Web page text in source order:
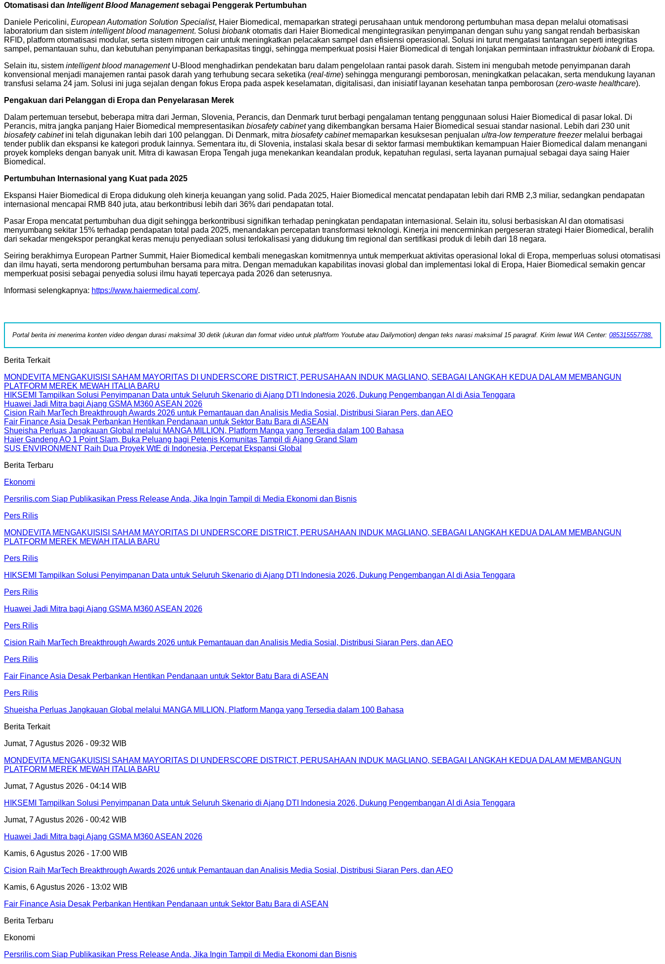
Otomatisasi dan Intelligent Blood Managementsebagai Penggerak Pertumbuhan
Daniele Pericolini, European Automation Solution Specialist, Haier Biomedical, memaparkan strategi perusahaan untuk mendorong pertumbuhan masa depan melalui otomatisasi
laboratorium dan sistem intelligent blood management. Solusi biobankotomatis dari Haier Biomedical mengintegrasikan penyimpanan dengan suhu yang sangat rendah berbasiskan
RFID, platform otomatisasi modular, serta sistem nitrogen cair untuk meningkatkan pelacakan sampel dan efisiensi operasional. Solusi ini turut mengatasi tantangan seperti integritas
sampel, pemantauan suhu, dan kebutuhan penyimpanan berkapasitas tinggi, sehingga memperkuat posisi Haier Biomedical di tengah lonjakan permintaan infrastruktur biobankdi Eropa.
Selain itu, sistem intelligent blood managementU-Blood menghadirkan pendekatan baru dalam pengelolaan rantai pasok darah. Sistem ini mengubah metode penyimpanan darah
konvensional menjadi manajemen rantai pasok darah yang terhubung secara seketika (real-time) sehingga mengurangi pemborosan, meningkatkan pelacakan, serta mendukung layanan
transfusi selama 24 jam. Solusi ini juga sejalan dengan fokus Eropa pada aspek keselamatan, digitalisasi, dan inisiatif layanan kesehatan tanpa pemborosan (zero-waste healthcare).
Pengakuan dari Pelanggan di Eropa dan Penyelarasan Merek
Dalam pertemuan tersebut, beberapa mitra dari Jerman, Slovenia, Perancis, dan Denmark turut berbagi pengalaman tentang penggunaan solusi Haier Biomedical di pasar lokal. Di
Perancis, mitra jangka panjang Haier Biomedical mempresentasikan biosafety cabinetyang dikembangkan bersama Haier Biomedical sesuai standar nasional. Lebih dari 230 unit
biosafety cabinetini telah digunakan lebih dari 100 pelanggan. Di Denmark, mitra biosafety cabinetmemaparkan kesuksesan penjualan ultra-low temperature freezermelalui berbagai
tender publik dan ekspansi ke kategori produk lainnya. Sementara itu, di Slovenia, instalasi skala besar di sektor farmasi membuktikan kemampuan Haier Biomedical dalam menangani
proyek kompleks dengan banyak unit. Mitra di kawasan Eropa Tengah juga menekankan keandalan produk, kepatuhan regulasi, serta layanan purnajual sebagai daya saing Haier
Biomedical.
Pertumbuhan Internasional yang Kuat pada 2025
Ekspansi Haier Biomedical di Eropa didukung oleh kinerja keuangan yang solid. Pada 2025, Haier Biomedical mencatat pendapatan lebih dari RMB 2,3 miliar, sedangkan pendapatan
internasional mencapai RMB 840 juta, atau berkontribusi lebih dari 36% dari pendapatan total.
Pasar Eropa mencatat pertumbuhan dua digit sehingga berkontribusi signifikan terhadap peningkatan pendapatan internasional. Selain itu, solusi berbasiskan AI dan otomatisasi
menyumbang sekitar 15% terhadap pendapatan total pada 2025, menandakan percepatan transformasi teknologi. Kinerja ini mencerminkan pergeseran strategi Haier Biomedical, beralih
dari sekadar mengekspor perangkat keras menuju penyediaan solusi terlokalisasi yang didukung tim regional dan sertifikasi produk di lebih dari 18 negara.
Seiring berakhirnya European Partner Summit, Haier Biomedical kembali menegaskan komitmennya untuk memperkuat aktivitas operasional lokal di Eropa, memperluas solusi otomatisasi
dan ilmu hayati, serta mendorong pertumbuhan bersama para mitra. Dengan memadukan kapabilitas inovasi global dan implementasi lokal di Eropa, Haier Biomedical semakin gencar
memperkuat posisi sebagai penyedia solusi ilmu hayati tepercaya pada 2026 dan seterusnya.
Informasi selengkapnya: https://www.haiermedical.com/.
Portal berita ini menerima konten video dengan durasi maksimal 30 detik (ukuran dan format video untuk plaftform Youtube atau Dailymotion) dengan teks narasi maksimal 15 paragraf. Kirim lewat WA Center: 085315557788.
Berita Terkait
MONDEVITA MENGAKUISISI SAHAM MAYORITAS DI UNDERSCORE DISTRICT, PERUSAHAAN INDUK MAGLIANO, SEBAGAI LANGKAH KEDUA DALAM MEMBANGUN
PLATFORM MEREK MEWAH ITALIA BARU
HIKSEMI Tampilkan Solusi Penyimpanan Data untuk Seluruh Skenario di Ajang DTI Indonesia 2026, Dukung Pengembangan AI di Asia Tenggara
Huawei Jadi Mitra bagi Ajang GSMA M360 ASEAN 2026
Cision Raih MarTech Breakthrough Awards 2026 untuk Pemantauan dan Analisis Media Sosial, Distribusi Siaran Pers, dan AEO
Fair Finance Asia Desak Perbankan Hentikan Pendanaan untuk Sektor Batu Bara di ASEAN
Shueisha Perluas Jangkauan Global melalui MANGA MILLION, Platform Manga yang Tersedia dalam 100 Bahasa
Haier Gandeng AO 1 Point Slam, Buka Peluang bagi Petenis Komunitas Tampil di Ajang Grand Slam
SUS ENVIRONMENT Raih Dua Proyek WtE di Indonesia, Percepat Ekspansi Global
Berita Terbaru
Ekonomi
Persrilis.com Siap Publikasikan Press Release Anda, Jika Ingin Tampil di Media Ekonomi dan Bisnis
Pers Rilis
MONDEVITA MENGAKUISISI SAHAM MAYORITAS DI UNDERSCORE DISTRICT, PERUSAHAAN INDUK MAGLIANO, SEBAGAI LANGKAH KEDUA DALAM MEMBANGUN
PLATFORM MEREK MEWAH ITALIA BARU
Pers Rilis
HIKSEMI Tampilkan Solusi Penyimpanan Data untuk Seluruh Skenario di Ajang DTI Indonesia 2026, Dukung Pengembangan AI di Asia Tenggara
Pers Rilis
Huawei Jadi Mitra bagi Ajang GSMA M360 ASEAN 2026
Pers Rilis
Cision Raih MarTech Breakthrough Awards 2026 untuk Pemantauan dan Analisis Media Sosial, Distribusi Siaran Pers, dan AEO
Pers Rilis
Fair Finance Asia Desak Perbankan Hentikan Pendanaan untuk Sektor Batu Bara di ASEAN
Pers Rilis
Shueisha Perluas Jangkauan Global melalui MANGA MILLION, Platform Manga yang Tersedia dalam 100 Bahasa
Berita Terkait
Jumat, 7 Agustus 2026 - 09:32 WIB
MONDEVITA MENGAKUISISI SAHAM MAYORITAS DI UNDERSCORE DISTRICT, PERUSAHAAN INDUK MAGLIANO, SEBAGAI LANGKAH KEDUA DALAM MEMBANGUN
PLATFORM MEREK MEWAH ITALIA BARU
Jumat, 7 Agustus 2026 - 04:14 WIB
HIKSEMI Tampilkan Solusi Penyimpanan Data untuk Seluruh Skenario di Ajang DTI Indonesia 2026, Dukung Pengembangan AI di Asia Tenggara
Jumat, 7 Agustus 2026 - 00:42 WIB
Huawei Jadi Mitra bagi Ajang GSMA M360 ASEAN 2026
Kamis, 6 Agustus 2026 - 17:00 WIB
Cision Raih MarTech Breakthrough Awards 2026 untuk Pemantauan dan Analisis Media Sosial, Distribusi Siaran Pers, dan AEO
Kamis, 6 Agustus 2026 - 13:02 WIB
Fair Finance Asia Desak Perbankan Hentikan Pendanaan untuk Sektor Batu Bara di ASEAN
Berita Terbaru
Ekonomi
Persrilis.com Siap Publikasikan Press Release Anda, Jika Ingin Tampil di Media Ekonomi dan Bisnis